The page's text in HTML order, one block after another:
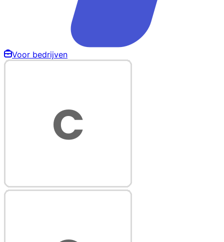
Voor bedrijven